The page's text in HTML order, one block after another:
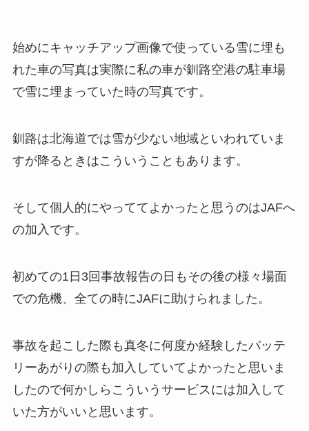
始めにキャッチアップ画像で使っている雪に埋も
れた車の写真は実際に私の車が釧路空港の駐車場
で雪に埋まっていた時の写真です。
釧路は北海道では雪が少ない地域といわれていま
すが降るときはこういうこともあります。
そして個人的にやっててよかったと思うのはJAFへ
の加入です。
初めての1日3回事故報告の日もその後の様々場面
での危機、全ての時にJAFに助けられました。
事故を起こした際も真冬に何度か経験したバッテ
リーあがりの際も加入していてよかったと思いま
したので何かしらこういうサービスには加入して
いた方がいいと思います。